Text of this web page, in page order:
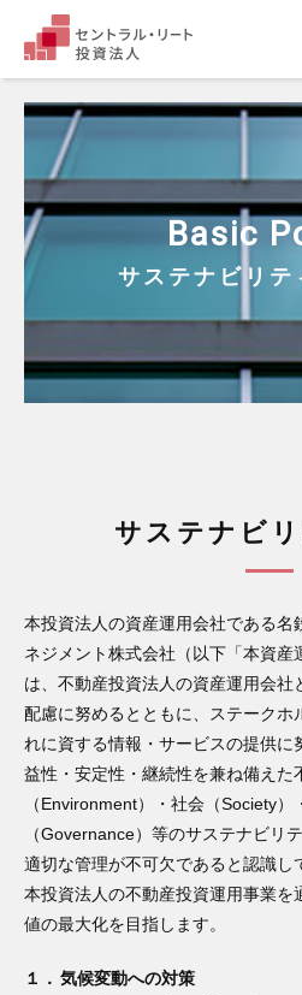
セン
Basic
サステナビリテ
サステナビ
本投資法人の資産運用会社である名
ネジメント株式会社（以下「本資産
は、不動産投資法人の資産運用会
配慮に努めるとともに、ステークホ
れに資する情報・サービスの提供に
益性・安定性・継続性を兼ね備えた
（Environment）・社会（Society）
（Governance）等のサステナビリ
適切な管理が不可欠であると認識し
本投資法人の不動産投資運用事業を
値の最大化を目指します。
１． 気候変動への対策